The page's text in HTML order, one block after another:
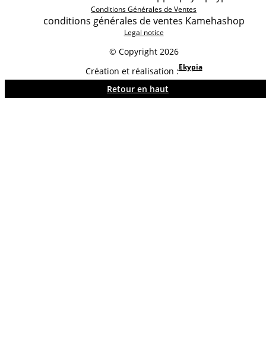
© Copyright 2026
Conditions Générales de Ventes
conditions générales de ventes Kamehashop
Legal notice
Création et réalisation :Ekypia
Retour en haut